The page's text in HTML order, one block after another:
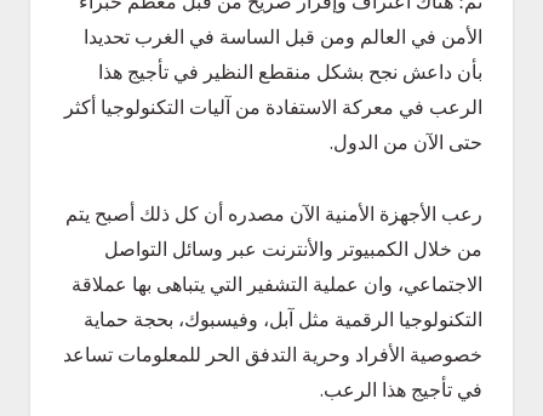
الأمن في العالم ومن قبل الساسة في الغرب تحديدا
بأن داعش نجح بشكل منقطع النظير في تأجيج هذا
الرعب في معركة الاستفادة من آليات التكنولوجيا أكثر
حتى الآن من الدول.
رعب الأجهزة الأمنية الآن مصدره أن كل ذلك أصبح يتم
من خلال الكمبيوتر والأنترنت عبر وسائل التواصل
الاجتماعي، وان عملية التشفير التي يتباهى بها عملاقة
التكنولوجيا الرقمية مثل آبل، وفيسبوك، بحجة حماية
خصوصية الأفراد وحرية التدفق الحر للمعلومات تساعد
في تأجيج هذا الرعب.